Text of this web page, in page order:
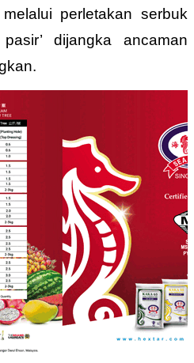
perletakan serbuk
dijangka ancaman